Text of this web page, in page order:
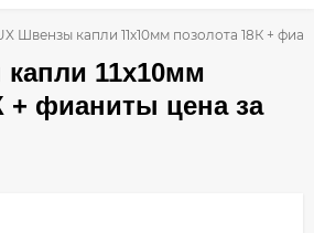
Швензы капли 11х10мм позолота 18К +
11х10мм
+ фианиты цена за